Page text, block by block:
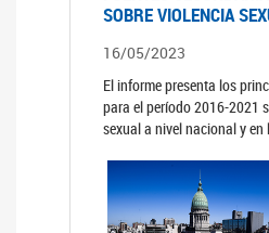
SOBRE VIOLENCIA
16/05/2023
El informe presenta los
para el período 2016-2021
sexual a nivel nacional y en